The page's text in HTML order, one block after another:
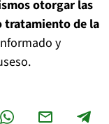
otorgar las
tratamiento de la
y